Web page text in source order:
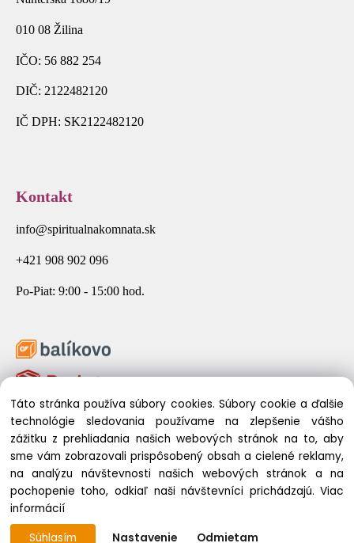
010 08 Žilina
IČO: 56 882 254
DIČ: 2122482120
IČ DPH: SK2122482120
Kontakt
info@spiritualnakomnata.sk
+421 908 902 096
Po-Piat: 9:00 - 15:00 hod.
© 2026 Spirituálna Komnata. Všetky práva vyhradené.
Táto stránka používa súbory cookies. Súbory cookie a ďalšie
technológie sledovania používame na zlepšenie vášho
zážitku z prehliadania našich webových stránok na to, aby
sme vám zobrazovali prispôsobený obsah a cielené reklamy,
na analýzu návštevnosti našich webových stránok a na
pochopenie toho, odkiaľ naši návštevníci prichádzajú.Viac
informácií
Súhlasím
Nastavenie Odmietam